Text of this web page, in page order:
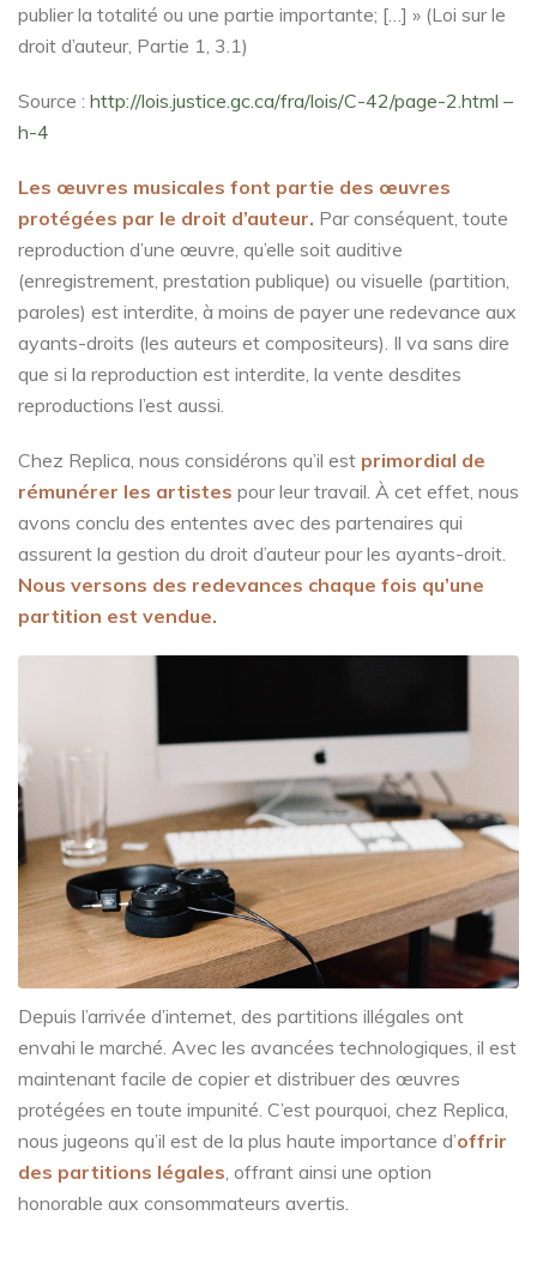
publier la totalité ou une partie importante; […] » (Loi sur le
droit d’auteur, Partie 1, 3.1)
Source : http://lois.justice.gc.ca/fra/lois/C-42/page-2.html –
h-4
Les œuvres musicales font partie des œuvres
protégées par le droit d’auteur. Par conséquent, toute
reproduction d’une œuvre, qu’elle soit auditive
(enregistrement, prestation publique) ou visuelle (partition,
paroles) est interdite, à moins de payer une redevance aux
ayants-droits (les auteurs et compositeurs). Il va sans dire
que si la reproduction est interdite, la vente desdites
reproductions l’est aussi.
Chez Replica, nous considérons qu’il est primordial de
rémunérer les artistes pour leur travail. À cet effet, nous
avons conclu des ententes avec des partenaires qui
assurent la gestion du droit d’auteur pour les ayants-droit.
Nous versons des redevances chaque fois qu’une
partition est vendue.
Depuis l’arrivée d’internet, des partitions illégales ont
envahi le marché. Avec les avancées technologiques, il est
maintenant facile de copier et distribuer des œuvres
protégées en toute impunité. C’est pourquoi, chez Replica,
nous jugeons qu’il est de la plus haute importance d’offrir
des partitions légales, offrant ainsi une option
honorable aux consommateurs avertis.